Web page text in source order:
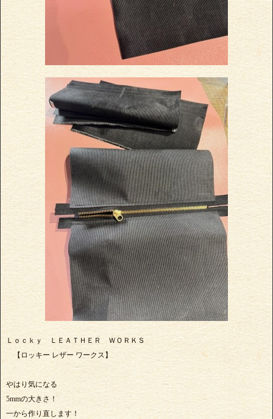
Ｌｏｃｋｙ ＬＥＡＴＨＥＲ ＷＯＲＫＳ
【ロッキー レザー ワークス】
やはり気になる
5mmの大きさ！
一から作り直します！